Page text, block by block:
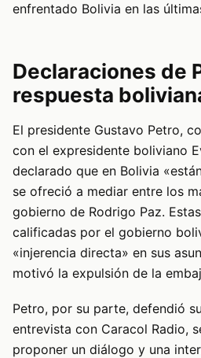
enfrentado Bolivia en las
Declaraciones de
respuesta
El presidente Gustavo Petro,
con el expresidente boliviano
declarado que en Bolivia
se ofreció a mediar entre los
gobierno de Rodrigo Paz.
calificadas por el gobierno
«injerencia directa» en sus
motivó la expulsión de la
Petro, por su parte, defendió
entrevista con Caracol Radio,
proponer un diálogo y una